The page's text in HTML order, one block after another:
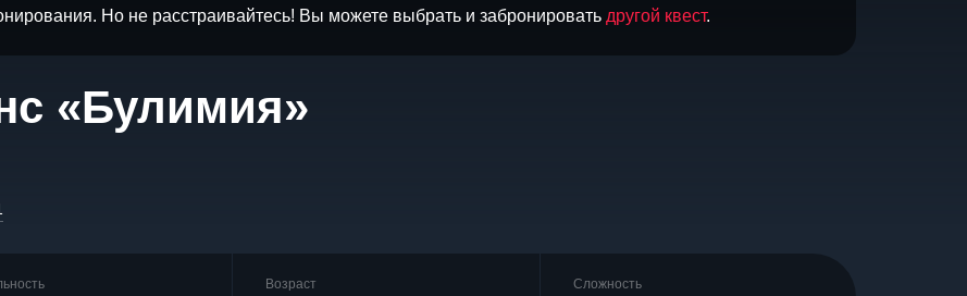
Но не расстраивайтесь! Вы можете выбрать и забронировать другой квест.
«Булимия»
Возраст Сложность